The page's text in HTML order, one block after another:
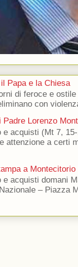
Papa e la Chiesa
di feroce e
con
Padre Lorenzo
e acquisti (Mt 7,
attenzione a certi
a Montecitorio
e acquisti domani
– Piazza